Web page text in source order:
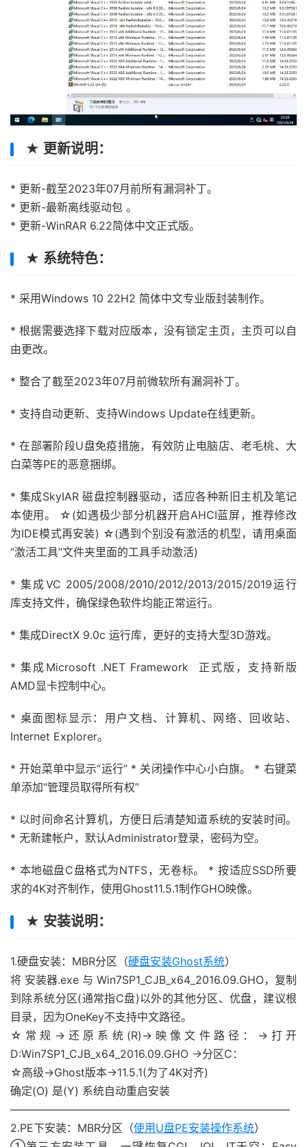
★ 更新说明：
* 更新-截至2023年07月前所有漏洞补丁。
* 更新-最新离线驱动包 。
* 更新-WinRAR 6.22简体中文正式版。
★ 系统特色：
* 采用Windows 10 22H2 简体中文专业版封装制作。
* 根据需要选择下载对应版本，没有锁定主页，主页可以自
由更改。
* 整合了截至2023年07月前微软所有漏洞补丁。
* 支持自动更新、支持Windows Update在线更新。
* 在部署阶段U盘免疫措施，有效防止电脑店、老毛桃、大
白菜等PE的恶意捆绑。
* 集成SkyIAR 磁盘控制器驱动，适应各种新旧主机及笔记
本使用。 ☆(如遇极少部分机器开启AHCI蓝屏，推荐修改
为IDE模式再安装) ☆(遇到个别没有激活的机型，请用桌面
“激活工具”文件夹里面的工具手动激活)
* 集成VC 2005/2008/2010/2012/2013/2015/2019运行
库支持文件，确保绿色软件均能正常运行。
* 集成DirectX 9.0c 运行库，更好的支持大型3D游戏。
* 集成Microsoft .NET Framework 正式版，支持新版
AMD显卡控制中心。
* 桌面图标显示：用户文档、计算机、网络、回收站、
Internet Explorer。
* 开始菜单中显示“运行” * 关闭操作中心小白旗。 * 右键菜
单添加“管理员取得所有权”
* 以时间命名计算机，方便日后清楚知道系统的安装时间。
* 无新建帐户，默认Administrator登录，密码为空。
* 本地磁盘C盘格式为NTFS，无卷标。 * 按适应SSD所要
求的4K对齐制作，使用Ghost11.5.1制作GHO映像。
★ 安装说明：
1.硬盘安装：MBR分区（硬盘安装Ghost系统）
将 安装器.exe 与 Win7SP1_CJB_x64_2016.09.GHO，复制
到除系统分区(通常指C盘)以外的其他分区、优盘，建议根
目录，因为OneKey不支持中文路径。
☆常规→还原系统(R)→映像文件路径：→打开
D:Win7SP1_CJB_x64_2016.09.GHO →分区C：
☆高级→Ghost版本→11.5.1(为了4K对齐)
确定(O) 是(Y) 系统自动重启安装
—————————————————————————–
2.PE下安装：MBR分区（使用U盘PE安装操作系统）